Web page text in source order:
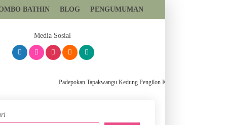
BATHIN BLOG PENGUMUMAN
Media Sosial
Padepokan Tapakwangu Kedung Pengilon Kec Pangkah Kabupaten